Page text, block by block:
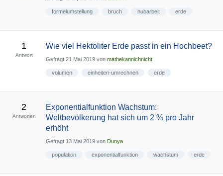
formelumstellung bruch hubarbeit erde
1
Antwort
Wie viel Hektoliter Erde passt in ein Hochbeet?
Gefragt 21 Mai 2019 von mathekannichnicht
volumen einheiten-umrechnen erde
2
Antworten
Exponentialfunktion Wachstum:
Weltbevölkerung hat sich um 2 % pro Jahr
erhöht
Gefragt 13 Mai 2019 von Dunya
population exponentialfunktion wachstum erde